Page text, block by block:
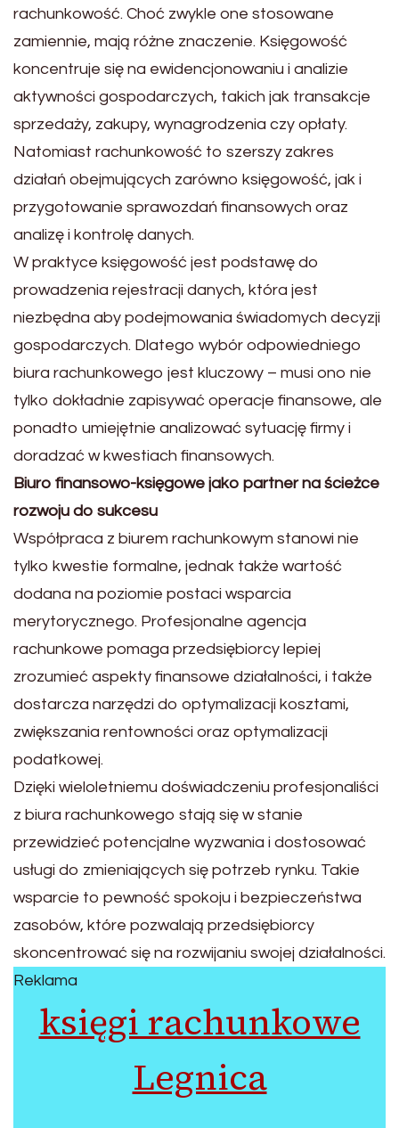
rachunkowość. Choć zwykle one stosowane
zamiennie, mają różne znaczenie. Księgowość
koncentruje się na ewidencjonowaniu i analizie
aktywności gospodarczych, takich jak transakcje
sprzedaży, zakupy, wynagrodzenia czy opłaty.
Natomiast rachunkowość to szerszy zakres
działań obejmujących zarówno księgowość, jak i
przygotowanie sprawozdań finansowych oraz
analizę i kontrolę danych.
W praktyce księgowość jest podstawę do
prowadzenia rejestracji danych, która jest
niezbędna aby podejmowania świadomych decyzji
gospodarczych. Dlatego wybór odpowiedniego
biura rachunkowego jest kluczowy – musi ono nie
tylko dokładnie zapisywać operacje finansowe, ale
ponadto umiejętnie analizować sytuację firmy i
doradzać w kwestiach finansowych.
Biuro finansowo-księgowe jako partner na ścieżce
rozwoju do sukcesu
Współpraca z biurem rachunkowym stanowi nie
tylko kwestie formalne, jednak także wartość
dodana na poziomie postaci wsparcia
merytorycznego. Profesjonalne agencja
rachunkowe pomaga przedsiębiorcy lepiej
zrozumieć aspekty finansowe działalności, i także
dostarcza narzędzi do optymalizacji kosztami,
zwiększania rentowności oraz optymalizacji
podatkowej.
Dzięki wieloletniemu doświadczeniu profesjonaliści
z biura rachunkowego stają się w stanie
przewidzieć potencjalne wyzwania i dostosować
usługi do zmieniających się potrzeb rynku. Takie
wsparcie to pewność spokoju i bezpieczeństwa
zasobów, które pozwalają przedsiębiorcy
skoncentrować się na rozwijaniu swojej działalności.
Reklama
księgi rachunkowe
Legnica